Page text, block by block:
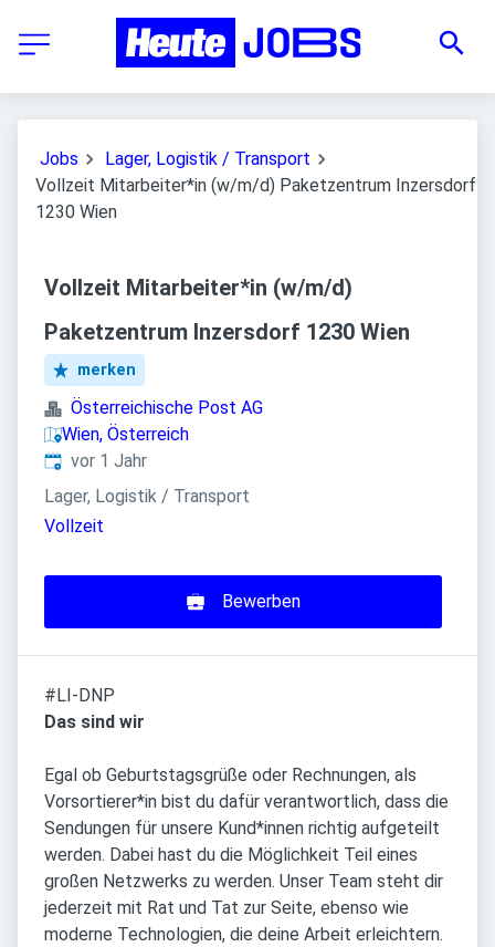
Jobs
Lager, Logistik / Transport
Vollzeit Mitarbeiter*in (w/m/d) Paketzentrum Inzersdorf
1230 Wien
Vollzeit Mitarbeiter*in (w/m/d)
Paketzentrum Inzersdorf 1230 Wien
merken
Österreichische Post AG
Wien, Österreich
Veröffentlicht
vor 1 Jahr
Lager, Logistik / Transport
Vollzeit
Bewerben
#LI-DNP
Das sind wir
Egal ob Geburtstagsgrüße oder Rechnungen, als
Vorsortierer*in bist du dafür verantwortlich, dass die
Sendungen für unsere Kund*innen richtig aufgeteilt
werden. Dabei hast du die Möglichkeit Teil eines
großen Netzwerks zu werden. Unser Team steht dir
jederzeit mit Rat und Tat zur Seite, ebenso wie
moderne Technologien, die deine Arbeit erleichtern.